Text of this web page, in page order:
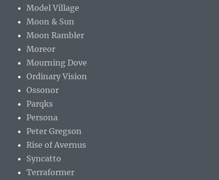
Model Village
Moon & Sun
Moon Rambler
Moreor
Mourning Dove
Ordinary Vision
Ossonor
Parqks
Persona
Peter Gregson
Rise of Avernus
Syncatto
Terraformer